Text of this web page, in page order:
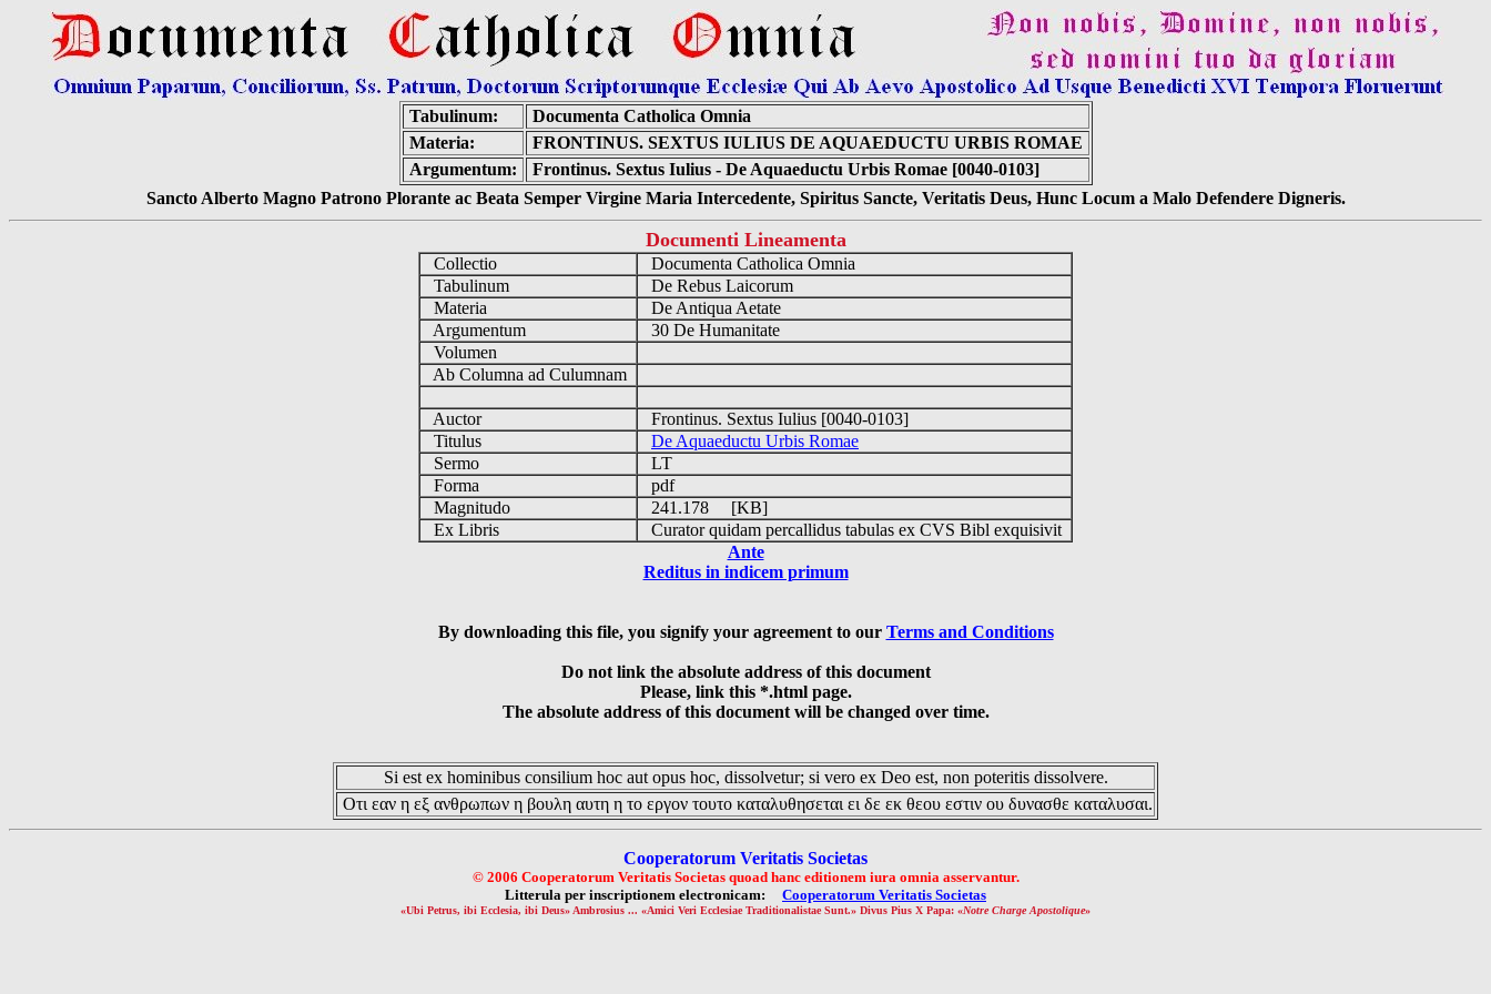
Tabulinum:
Documenta Catholica Omnia
Materia:
FRONTINUS. SEXTUS IULIUS DE AQUAEDUCTU URBIS ROMAE
Argumentum:
Frontinus. Sextus Iulius - De Aquaeductu Urbis Romae [0040-0103]
Sancto Alberto Magno Patrono Plorante ac Beata Semper Virgine Maria Intercedente, Spiritus Sancte, Veritatis Deus, Hunc Locum a Malo Defendere Digneris.
Documenti Lineamenta
Collectio
Documenta Catholica Omnia
Tabulinum
De Rebus Laicorum
Materia
De Antiqua Aetate
Argumentum
30 De Humanitate
Volumen
Ab Columna ad Culumnam
Auctor
Frontinus. Sextus Iulius [0040-0103]
Titulus
De Aquaeductu Urbis Romae
Sermo
LT
Forma
pdf
Magnitudo
241.178 [KB]
Ex Libris
Curator quidam percallidus tabulas ex CVS Bibl exquisivit
Ante
Reditus in indicem primum
By downloading this file, you signify your agreement to our Terms and Conditions
Do not link the absolute address of this document
Please, link this *.html page.
The absolute address of this document will be changed over time.
Si est ex hominibus consilium hoc aut opus hoc, dissolvetur; si vero ex Deo est, non poteritis dissolvere.
Οτι εαν η εξ ανθρωπων η βουλη αυτη η το εργον τουτο καταλυθησεται ει δε εκ θεου εστιν ου δυνασθε καταλυσαι.
Cooperatorum Veritatis Societas
© 2006 Cooperatorum Veritatis Societas quoad hanc editionem iura omnia asservantur.
Litterula per inscriptionem electronicam: Cooperatorum Veritatis Societas
«Ubi Petrus, ibi Ecclesia, ibi Deus» Ambrosius ... «Amici Veri Ecclesiae Traditionalistae Sunt.» Divus Pius X Papa: «Notre Charge Apostolique»